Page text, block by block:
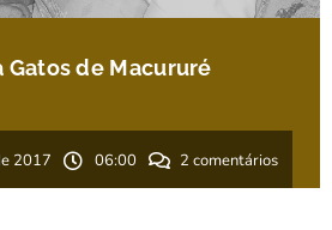
Gatos de Macururé
2017 06:00 2 comentários